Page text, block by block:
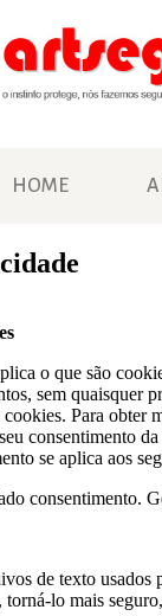
HOME
o que são
sem quaisquer
Para obter
consentimento
se aplica aos
consentimento.
de texto usados
lo mais